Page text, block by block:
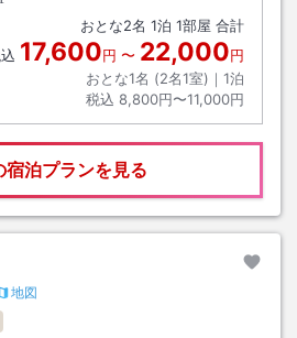
おとな2名 1泊 1部屋 合計
17,600円 〜 22,000円
おとな1名 (2名1室)｜ 1泊
税込 8,800円〜11,000円
宿泊プランを見る
地図